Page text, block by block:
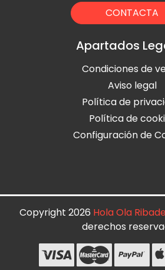
CONTACTA
Apartados
Condiciones de
Aviso legal
Política de
Política de
Configuración de
Copyright 2026 Hola Ola
derechos